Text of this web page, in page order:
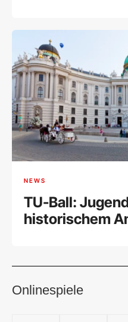
NEWS
TU-Ball:
historischem
Onlinespiele